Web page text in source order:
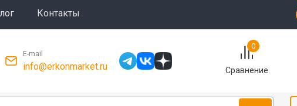
Контакты
E-mail
info@erkonmarket.ru
0
Сравнение